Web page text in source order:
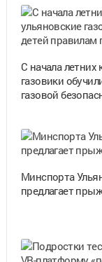
С начала летних
газовики
газовой
Минспорта
предлагает